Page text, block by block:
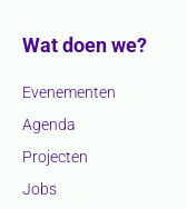
Wat doen we?
Evenementen
Agenda
Projecten
Jobs